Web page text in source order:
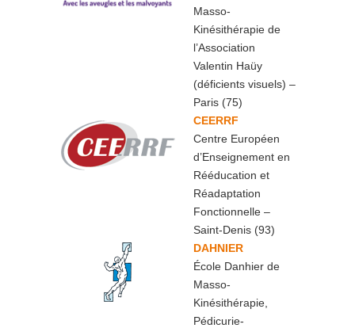
Masso-
Kinésithérapie de
l’Association
Valentin Haüy
(déficients visuels) –
Paris (75)
CEERRF
Centre Européen
d’Enseignement en
Rééducation et
Réadaptation
Fonctionnelle –
Saint-Denis (93)
DAHNIER
École Danhier de
Masso-
Kinésithérapie,
Pédicurie-